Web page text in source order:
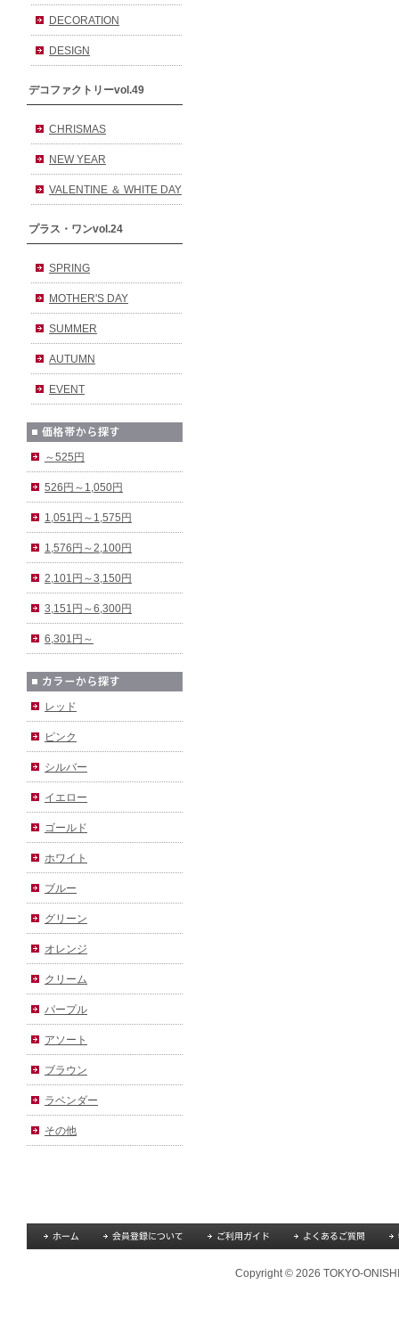
DECORATION
DESIGN
デコファクトリーvol.49
CHRISMAS
NEW YEAR
VALENTINE ＆ WHITE DAY
プラス・ワンvol.24
SPRING
MOTHER'S DAY
SUMMER
AUTUMN
EVENT
～525円
526円～1,050円
1,051円～1,575円
1,576円～2,100円
2,101円～3,150円
3,151円～6,300円
6,301円～
レッド
ピンク
シルバー
イエロー
ゴールド
ホワイト
ブルー
グリーン
オレンジ
クリーム
パープル
アソート
ブラウン
ラベンダー
その他
Copyright © 2026 TOKYO-